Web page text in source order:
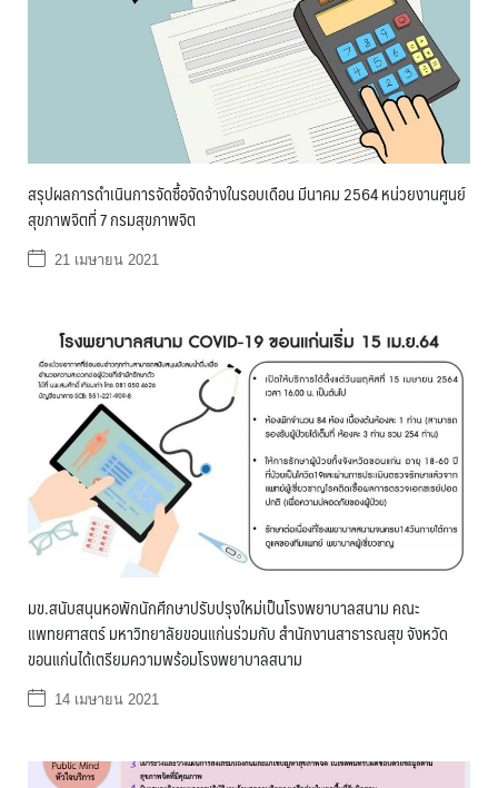
สรุปผลการดำเนินการจัดซื้อจัดจ้างในรอบเดือน มีนาคม 2564 หน่วยงานศูนย์
สุขภาพจิตที่ 7 กรมสุขภาพจิต
21 เมษายน 2021
มข.สนับสนุนหอพักนักศึกษาปรับปรุงใหม่เป็นโรงพยาบาลสนาม คณะ
แพทยศาสตร์ มหาวิทยาลัยขอนแก่นร่วมกับ สำนักงานสาธารณสุข จังหวัด
ขอนแก่นได้เตรียมความพร้อมโรงพยาบาลสนาม
14 เมษายน 2021